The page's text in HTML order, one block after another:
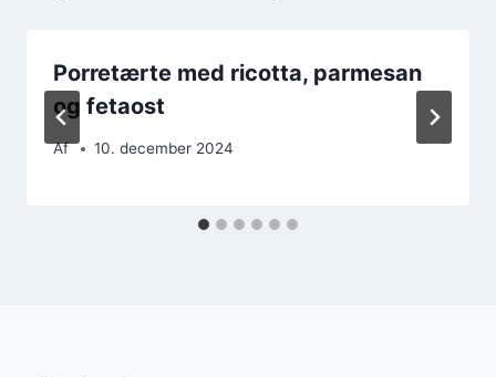
Porretærte med ricotta, parmesan
og fetaost
Af 10. december 2024